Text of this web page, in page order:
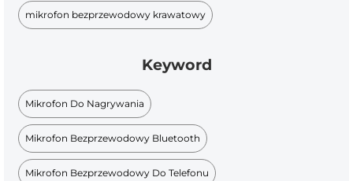
mikrofon bezprzewodowy krawatowy
Keyword
Mikrofon Do Nagrywania
Mikrofon Bezprzewodowy Bluetooth
Mikrofon Bezprzewodowy Do Telefonu